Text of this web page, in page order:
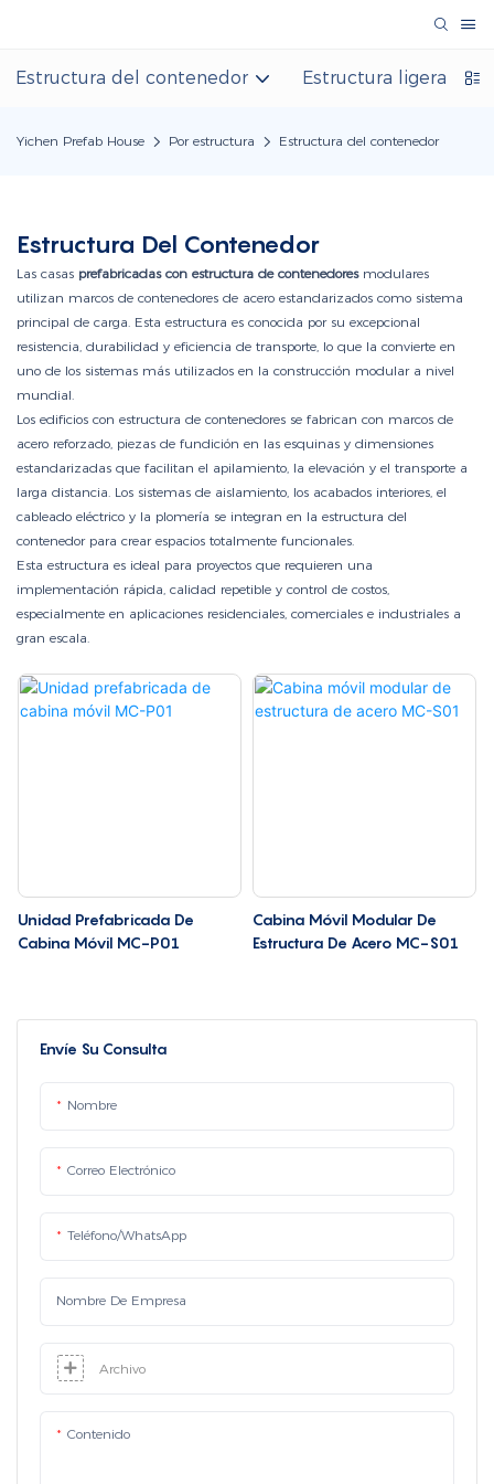
Estructura del contenedor Estructura ligera de
Yichen Prefab House Por estructura Estructura del contenedor
Estructura Del Contenedor
Las casas prefabricadas con estructura de contenedoresmodulares
utilizan marcos de contenedores de acero estandarizados como sistema
principal de carga. Esta estructura es conocida por su excepcional
resistencia, durabilidad y eficiencia de transporte, lo que la convierte en
uno de los sistemas más utilizados en la construcción modular a nivel
mundial.
Los edificios con estructura de contenedores se fabrican con marcos de
acero reforzado, piezas de fundición en las esquinas y dimensiones
estandarizadas que facilitan el apilamiento, la elevación y el transporte a
larga distancia. Los sistemas de aislamiento, los acabados interiores, el
cableado eléctrico y la plomería se integran en la estructura del
contenedor para crear espacios totalmente funcionales.
Esta estructura es ideal para proyectos que requieren una
implementación rápida, calidad repetible y control de costos,
especialmente en aplicaciones residenciales, comerciales e industriales a
gran escala.
Envíe Su Consulta
Nombre
Correo Electrónico
Teléfono/WhatsApp
Nombre De Empresa
Archivo
Contenido
Unidad Prefabricada De
Cabina Móvil MC-P01
Cabina Móvil Modular De
Estructura De Acero MC-S01